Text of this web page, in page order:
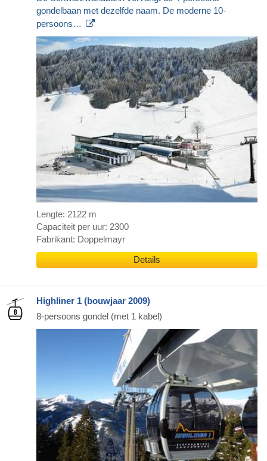
gondelbaan met dezelfde naam. De moderne 10-
persoons…
Lengte: 2122 m
Capaciteit per uur: 2300
Fabrikant: Doppelmayr
Details
Highliner 1 (bouwjaar 2009)
8-persoons gondel (met 1 kabel)